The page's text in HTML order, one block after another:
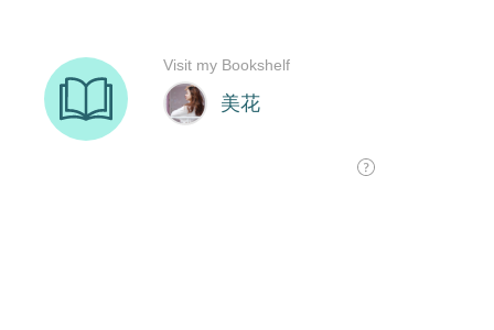
美花
Visit my Bookshelf